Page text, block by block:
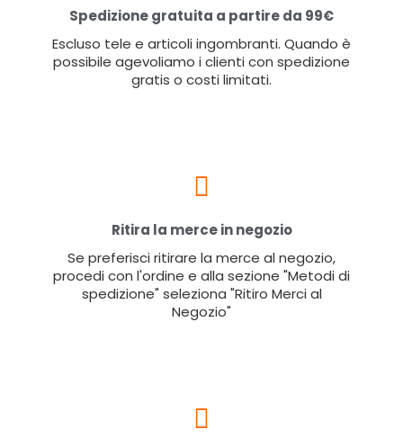
Spedizione gratuita a partire da 99€
Escluso tele e articoli ingombranti. Quando è
possibile agevoliamo i clienti con spedizione
gratis o costi limitati.
Ritira la merce in negozio
Se preferisci ritirare la merce al negozio,
procedi con l'ordine e alla sezione "Metodi di
spedizione" seleziona "Ritiro Merci al
Negozio"